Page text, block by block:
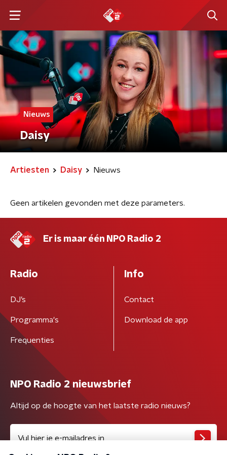
Nieuws
Daisy
Artiesten Daisy Nieuws
Geen artikelen gevonden met deze parameters.
Er is maar één NPO Radio 2
Radio
DJ’s
Programma's
Frequenties
Info
Contact
Download de app
NPO Radio 2 nieuwsbrief
Altijd op de hoogte van het laatste radio nieuws?